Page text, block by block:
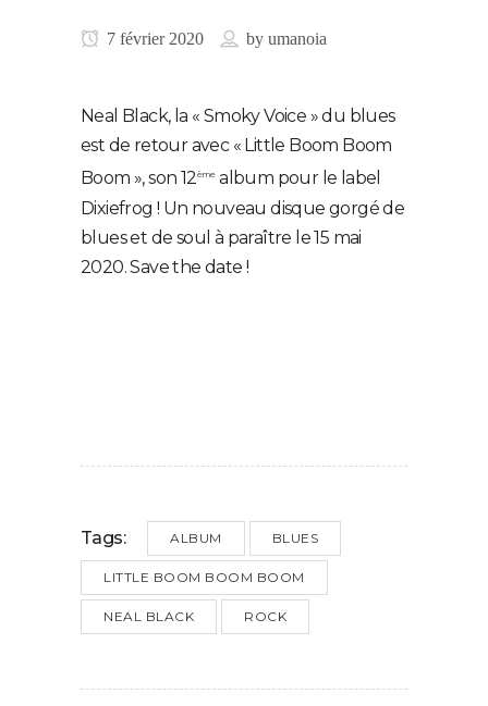
7 février 2020 by umanoia
Neal Black, la « Smoky Voice » du blues
est de retour avec « Little Boom Boom
Boom », son 12èmealbum pour le label
Dixiefrog ! Un nouveau disque gorgé de
blues et de soul à paraître le 15 mai
2020. Save the date !
Tags: ALBUM BLUES
LITTLE BOOM BOOM BOOM
NEAL BLACK ROCK